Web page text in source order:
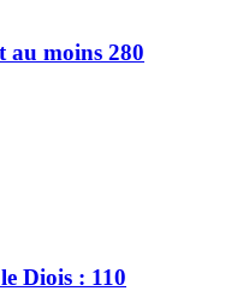
au moins 280
Diois : 110